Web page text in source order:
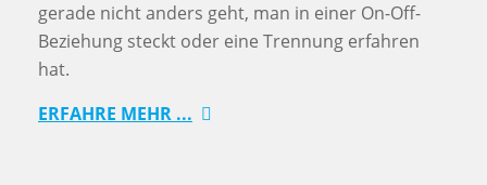
gerade nicht anders geht, man in einer On-Off-
Beziehung steckt oder eine Trennung erfahren
hat.
ERFAHRE MEHR ...